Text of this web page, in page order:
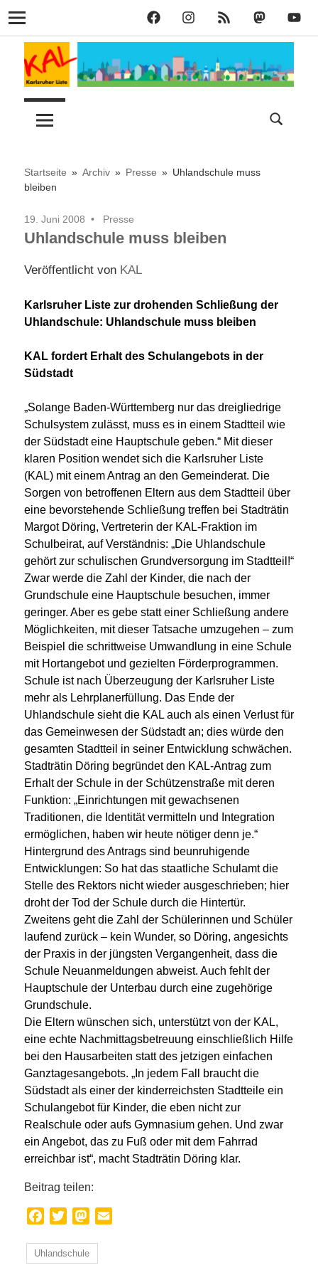
KAL
auf
Facebook
KAL
auf
Instagram
KAL
RSS
KAL
bei
KAL
auf
Navigation
Zum
Inhalt
springen
Karlsruher
–
KAL
Stadt
Startseite Archiv Presse
Uhlandschule muss
bleiben
19. Juni 2008 Presse
Uhlandschule muss bleiben
Veröffentlicht von KAL
Karlsruher Liste zur drohenden Schließung der
Uhlandschule: Uhlandschule muss bleiben
KAL fordert Erhalt des Schulangebots in der
Südstadt
„Solange Baden-Württemberg nur das dreigliedrige
Schulsystem zulässt, muss es in einem Stadtteil wie
der Südstadt eine Hauptschule geben.“ Mit dieser
klaren Position wendet sich die Karlsruher Liste
(KAL) mit einem Antrag an den Gemeinderat. Die
Sorgen von betroffenen Eltern aus dem Stadtteil über
eine bevorstehende Schließung treffen bei Stadträtin
Margot Döring, Vertreterin der KAL-Fraktion im
Schulbeirat, auf Verständnis: „Die Uhlandschule
gehört zur schulischen Grundversorgung im Stadtteil!“
Zwar werde die Zahl der Kinder, die nach der
Grundschule eine Hauptschule besuchen, immer
geringer. Aber es gebe statt einer Schließung andere
Möglichkeiten, mit dieser Tatsache umzugehen – zum
Beispiel die schrittweise Umwandlung in eine Schule
mit Hortangebot und gezielten Förderprogrammen.
Schule ist nach Überzeugung der Karlsruher Liste
mehr als Lehrplanerfüllung. Das Ende der
Uhlandschule sieht die KAL auch als einen Verlust für
das Gemeinwesen der Südstadt an; dies würde den
gesamten Stadtteil in seiner Entwicklung schwächen.
Stadträtin Döring begründet den KAL-Antrag zum
Erhalt der Schule in der Schützenstraße mit deren
Funktion: „Einrichtungen mit gewachsenen
Traditionen, die Identität vermitteln und Integration
ermöglichen, haben wir heute nötiger denn je.“
Hintergrund des Antrags sind beunruhigende
Entwicklungen: So hat das staatliche Schulamt die
Stelle des Rektors nicht wieder ausgeschrieben; hier
droht der Tod der Schule durch die Hintertür.
Zweitens geht die Zahl der Schülerinnen und Schüler
laufend zurück – kein Wunder, so Döring, angesichts
der Praxis in der jüngsten Vergangenheit, dass die
Schule Neuanmeldungen abweist. Auch fehlt der
Hauptschule der Unterbau durch eine zugehörige
Grundschule.
Die Eltern wünschen sich, unterstützt von der KAL,
eine echte Nachmittagsbetreuung einschließlich Hilfe
bei den Hausarbeiten statt des jetzigen einfachen
Ganztagesangebots. „In jedem Fall braucht die
Südstadt als einer der kinderreichsten Stadtteile ein
Schulangebot für Kinder, die eben nicht zur
Realschule oder aufs Gymnasium gehen. Und zwar
ein Angebot, das zu Fuß oder mit dem Fahrrad
erreichbar ist“, macht Stadträtin Döring klar.
Beitrag teilen:
Facebook
TwitterMastodon
Uhlandschule